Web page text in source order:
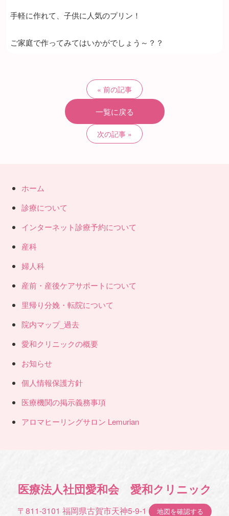
手軽に作れて、子供に人気のプリン！
ご家庭で作ってみてはいかがでしょう～？？
前の記事
一覧に戻る
次の記事
ホーム
診療について
インターネット診療予約について
産科
婦人科
産前・産後ケアサポートについて
里帰り分娩・転院について
院内マップ_過去
愛和クリニックの概要
お知らせ
個人情報保護方針
医療機関の掲示義務事項
アロマヒーリングサロン Lemurian
医療法人社団愛和会 愛和クリニック
〒811-3101 福岡県古賀市天神5-9-1 地図を確認する